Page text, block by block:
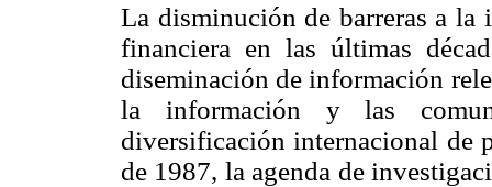
La disminución de barreras a
financiera en las últimas
diseminación de información
la información y las
diversificación internacional de
de 1987, la agenda de